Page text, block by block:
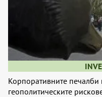
Корпоративните печалби
геополитическите